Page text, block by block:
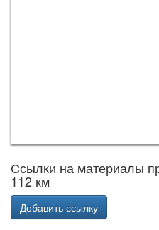
Ссылки на материалы
112 км
Добавить ссылку